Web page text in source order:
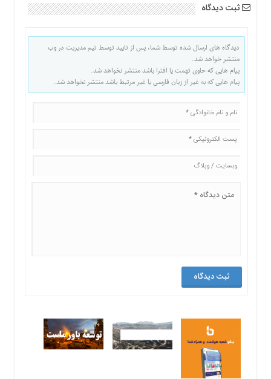
ثبت دیدگاه
دیدگاه های ارسال شده توسط شما، پس از تایید توسط تیم مدیریت در وب
منتشر خواهد شد.
پیام هایی که حاوی تهمت یا افترا باشد منتشر نخواهد شد.
پیام هایی که به غیر از زبان فارسی یا غیر مرتبط باشد منتشر نخواهد شد.